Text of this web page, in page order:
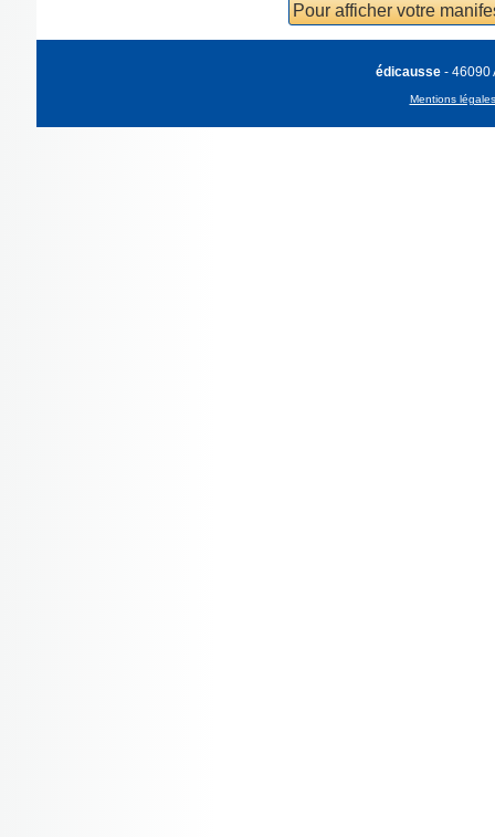
Pour afficher votre
édicausse - 46090
Mentions légales